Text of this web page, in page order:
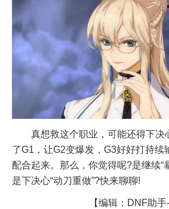
真想救这个职业，可能还得下决
了G1，让G2变爆发，G3好好打持续
配合起来。那么，你觉得呢?是继续“
是下决心“动刀重做”?快来聊聊!
【编辑：DNF助